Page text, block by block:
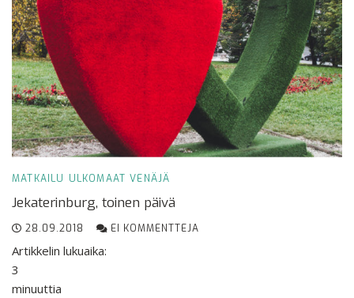
MATKAILU ULKOMAAT VENÄJÄ
Jekaterinburg, toinen päivä
28.09.2018 EI KOMMENTTEJA
Artikkelin lukuaika:
3
minuuttia